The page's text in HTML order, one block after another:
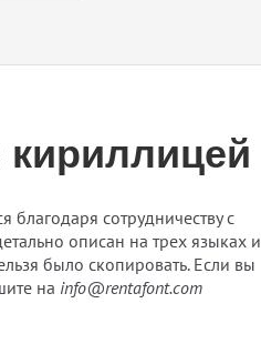
благодаря сотрудничеству с
описан на трех языках и
было скопировать. Если вы
на info@rentafont.com